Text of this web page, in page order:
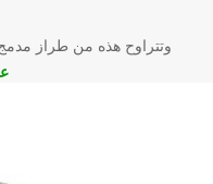
وتتراوح هذه من طراز